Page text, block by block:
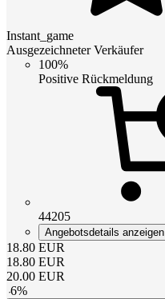
Instant_game
Ausgezeichneter Verkäufer
100%
Positive Rückmeldung
44205
Angebotsdetails anzeigen
18.80 EUR
18.80 EUR
20.00 EUR
-6%